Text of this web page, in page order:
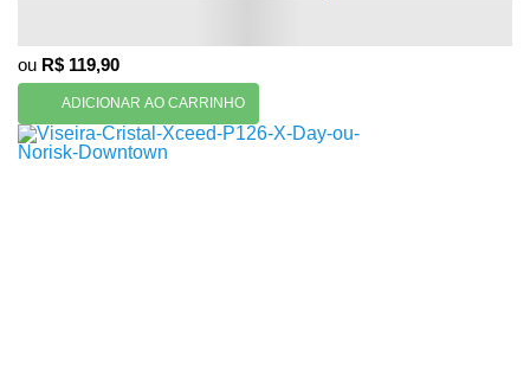
ou R$ 119,90
ADICIONAR AO CARRINHO